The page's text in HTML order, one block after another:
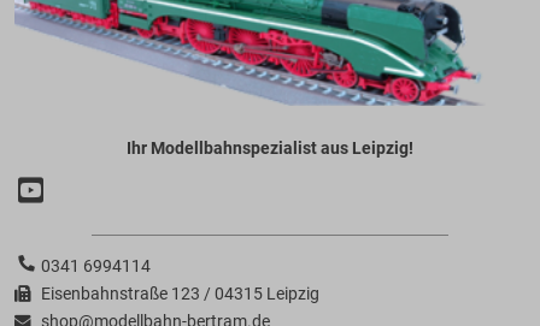
Ihr Modellbahnspezialist aus Leipzig!
0341 6994114
Eisenbahnstraße 123 / 04315 Leipzig
shop@modellbahn-bertram.de